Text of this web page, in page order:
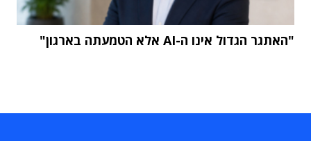
"האתגר הגדול אינו ה-AI אלא הטמעתה בארגון"